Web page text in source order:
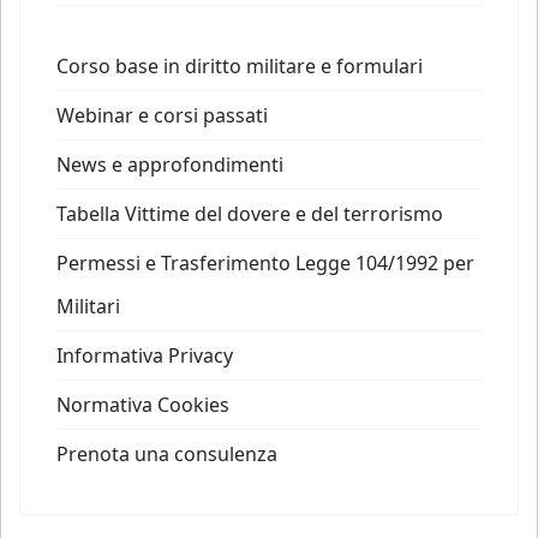
Corso base in diritto militare e formulari
Webinar e corsi passati
News e approfondimenti
Tabella Vittime del dovere e del terrorismo
Permessi e Trasferimento Legge 104/1992 per
Militari
Informativa Privacy
Normativa Cookies
Prenota una consulenza